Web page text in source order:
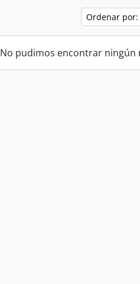
Ordenar por:
No pudimos encontrar